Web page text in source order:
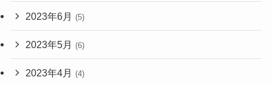
2023年6月 (5)
2023年5月 (6)
2023年4月 (4)